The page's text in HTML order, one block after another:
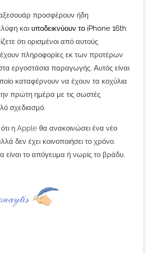
αξεσουάρ προσφέρουν ήδη
και υποδεικνύουν το iPhone 16th
ότι ορισμένοι από αυτούς
πληροφορίες εκ των προτέρων
εργοστάσια παραγωγής. Αυτός είναι
καταφέρνουν να έχουν τα κοχύλια
πρώτη ημέρα με τις σωστές
σχεδιασμό.
η Apple θα ανακοινώσει ένα νέο
δεν έχει κοινοποιήσει το χρόνο.
είναι το απόγευμα ή νωρίς το βράδυ.